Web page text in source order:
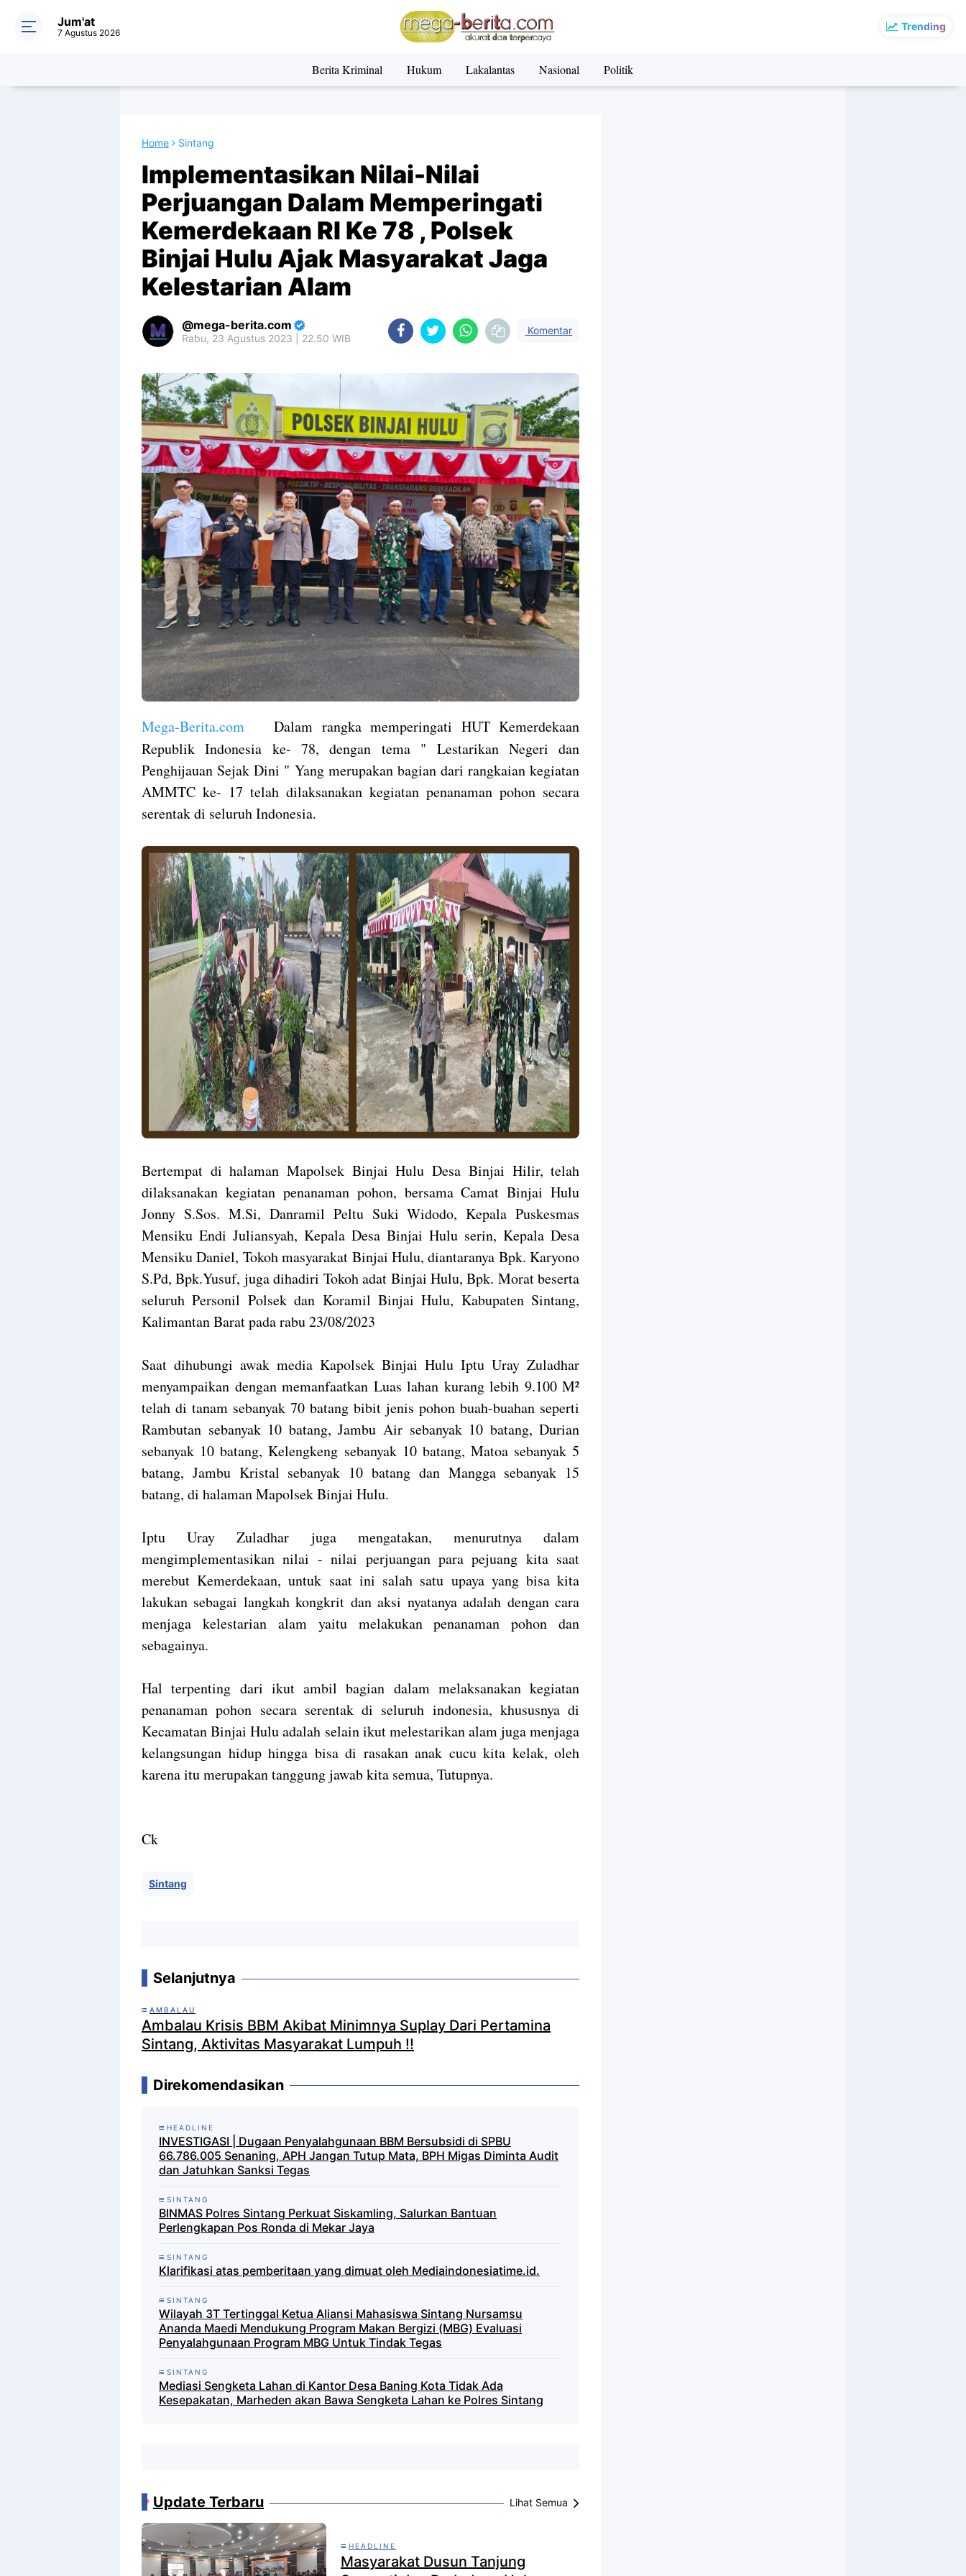
Trending
Jum'at
7 Agustus 2026
Berita Kriminal Hukum Lakalantas Nasional Politik
Home Sintang
Implementasikan Nilai-Nilai
Perjuangan Dalam Memperingati
Kemerdekaan RI Ke 78 , Polsek
Binjai Hulu Ajak Masyarakat Jaga
Kelestarian Alam
mega-berita.com
Rabu, 23 Agustus 2023 | 22.50 WIB
Komentar
Mega-Berita.com Dalam rangka memperingati HUT Kemerdekaan
Republik Indonesia ke- 78, dengan tema " Lestarikan Negeri dan
Penghijauan Sejak Dini " Yang merupakan bagian dari rangkaian kegiatan
AMMTC ke- 17 telah dilaksanakan kegiatan penanaman pohon secara
serentak di seluruh Indonesia.
Bertempat di halaman Mapolsek Binjai Hulu Desa Binjai Hilir, telah
dilaksanakan kegiatan penanaman pohon, bersama Camat Binjai Hulu
Jonny S.Sos. M.Si, Danramil Peltu Suki Widodo, Kepala Puskesmas
Mensiku Endi Juliansyah, Kepala Desa Binjai Hulu serin, Kepala Desa
Mensiku Daniel, Tokoh masyarakat Binjai Hulu, diantaranya Bpk. Karyono
S.Pd, Bpk.Yusuf, juga dihadiri Tokoh adat Binjai Hulu, Bpk. Morat beserta
seluruh Personil Polsek dan Koramil Binjai Hulu, Kabupaten Sintang,
Kalimantan Barat pada rabu 23/08/2023
Saat dihubungi awak media Kapolsek Binjai Hulu Iptu Uray Zuladhar
menyampaikan dengan memanfaatkan Luas lahan kurang lebih 9.100 M²
telah di tanam sebanyak 70 batang bibit jenis pohon buah-buahan seperti
Rambutan sebanyak 10 batang, Jambu Air sebanyak 10 batang, Durian
sebanyak 10 batang, Kelengkeng sebanyak 10 batang, Matoa sebanyak 5
batang, Jambu Kristal sebanyak 10 batang dan Mangga sebanyak 15
batang, di halaman Mapolsek Binjai Hulu.
Iptu Uray Zuladhar juga mengatakan, menurutnya dalam
mengimplementasikan nilai - nilai perjuangan para pejuang kita saat
merebut Kemerdekaan, untuk saat ini salah satu upaya yang bisa kita
lakukan sebagai langkah kongkrit dan aksi nyatanya adalah dengan cara
menjaga kelestarian alam yaitu melakukan penanaman pohon dan
sebagainya.
Hal terpenting dari ikut ambil bagian dalam melaksanakan kegiatan
penanaman pohon secara serentak di seluruh indonesia, khususnya di
Kecamatan Binjai Hulu adalah selain ikut melestarikan alam juga menjaga
kelangsungan hidup hingga bisa di rasakan anak cucu kita kelak, oleh
karena itu merupakan tanggung jawab kita semua, Tutupnya.
Ck
Sintang
Selanjutnya
AMBALAU
Ambalau Krisis BBM Akibat Minimnya Suplay Dari Pertamina
Sintang, Aktivitas Masyarakat Lumpuh !!
Direkomendasikan
HEADLINE
INVESTIGASI | Dugaan Penyalahgunaan BBM Bersubsidi di SPBU
66.786.005 Senaning, APH Jangan Tutup Mata, BPH Migas Diminta Audit
dan Jatuhkan Sanksi Tegas
SINTANG
BINMAS Polres Sintang Perkuat Siskamling, Salurkan Bantuan
Perlengkapan Pos Ronda di Mekar Jaya
SINTANG
Klarifikasi atas pemberitaan yang dimuat oleh Mediaindonesiatime.id.
SINTANG
Wilayah 3T Tertinggal Ketua Aliansi Mahasiswa Sintang Nursamsu
Ananda Maedi Mendukung Program Makan Bergizi (MBG) Evaluasi
Penyalahgunaan Program MBG Untuk Tindak Tegas
SINTANG
Mediasi Sengketa Lahan di Kantor Desa Baning Kota Tidak Ada
Kesepakatan, Marheden akan Bawa Sengketa Lahan ke Polres Sintang
Update Terbaru Lihat Semua
HEADLINE
Masyarakat Dusun Tanjung